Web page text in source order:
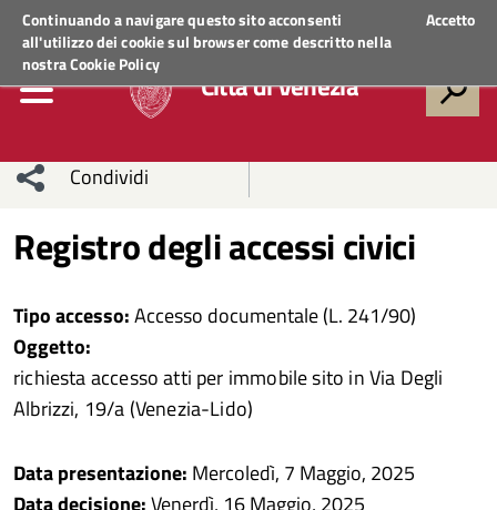
Continuando a navigare questo sito acconsenti
all'utilizzo dei cookie sul browser come descritto nella
nostraCookie Policy
Accetto
Regione VenetoACCEDI AI SERVIZI
Città di Venezia
Condividi
network
Condividi
Condividi
Facebook
su
Twitter
Condividi
su
Condividi
Whatsapp
Registro degli accessi civici
Tipo accesso:Accesso documentale (L. 241/90)
Oggetto:
richiesta accesso atti per immobile sito in Via Degli
Albrizzi, 19/a (Venezia-Lido)
Data presentazione: Mercoledì, 7 Maggio, 2025
Data decisione:Venerdì, 16 Maggio, 2025